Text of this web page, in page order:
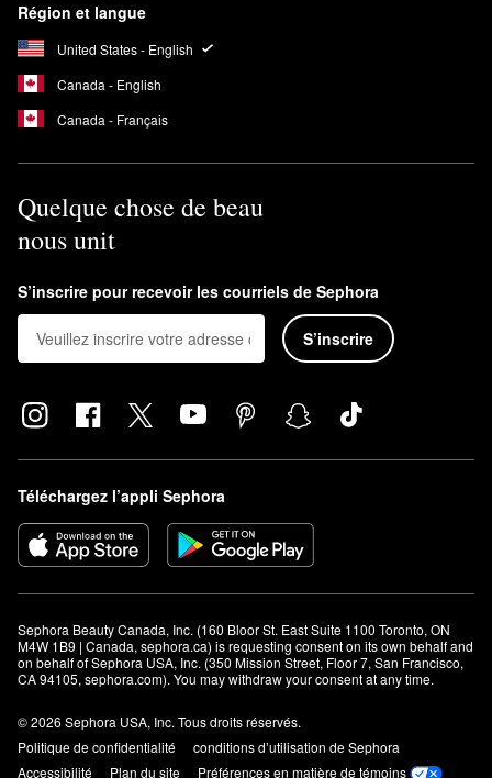
Région et langue
United States - English
Canada - English
Canada - Français
Quelque chose de beau
nous unit
S’inscrire pour recevoir les courriels de Sephora
S’inscrire
Téléchargez l’appli Sephora
Sephora Beauty Canada, Inc. (160 Bloor St. East Suite 1100 Toronto, ON
M4W 1B9 | Canada, sephora.ca) is requesting consent on its own behalf and
on behalf of Sephora USA, Inc. (350 Mission Street, Floor 7, San Francisco,
CA 94105, sephora.com). You may withdraw your consent at any time.
© 2026 Sephora USA, Inc. Tous droits réservés.
Politique de confidentialité
conditions d’utilisation de Sephora
Accessibilité
Plan du site Préférences en matière de témoins